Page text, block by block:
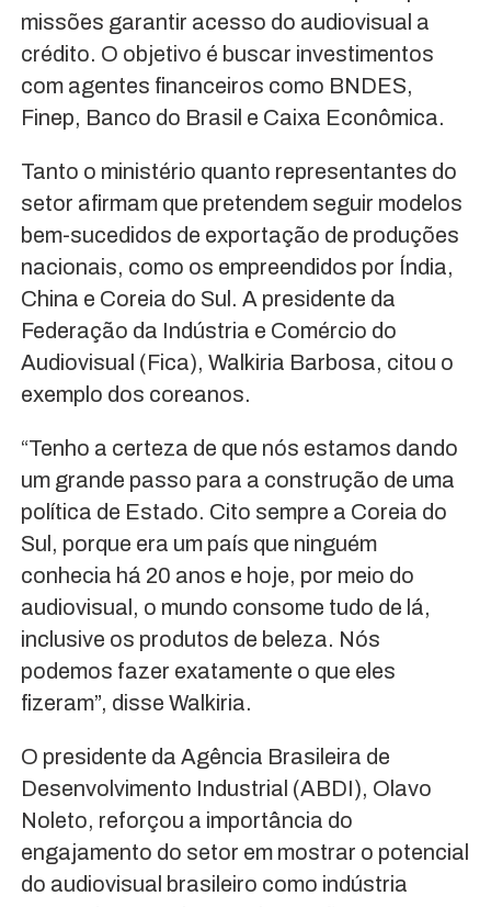
missões garantir acesso do audiovisual a
crédito. O objetivo é buscar investimentos
com agentes financeiros como BNDES,
Finep, Banco do Brasil e Caixa Econômica.
Tanto o ministério quanto representantes do
setor afirmam que pretendem seguir modelos
bem-sucedidos de exportação de produções
nacionais, como os empreendidos por Índia,
China e Coreia do Sul. A presidente da
Federação da Indústria e Comércio do
Audiovisual (Fica), Walkiria Barbosa, citou o
exemplo dos coreanos.
“Tenho a certeza de que nós estamos dando
um grande passo para a construção de uma
política de Estado. Cito sempre a Coreia do
Sul, porque era um país que ninguém
conhecia há 20 anos e hoje, por meio do
audiovisual, o mundo consome tudo de lá,
inclusive os produtos de beleza. Nós
podemos fazer exatamente o que eles
fizeram”, disse Walkiria.
O presidente da Agência Brasileira de
Desenvolvimento Industrial (ABDI), Olavo
Noleto, reforçou a importância do
engajamento do setor em mostrar o potencial
do audiovisual brasileiro como indústria